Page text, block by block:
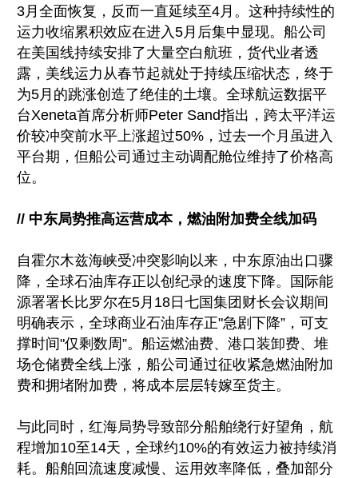
3月全面恢复，反而一直延续至4月。这种持续性的
运力收缩累积效应在进入5月后集中显现。船公司
在美国线持续安排了大量空白航班，货代业者透
露，美线运力从春节起就处于持续压缩状态，终于
为5月的跳涨创造了绝佳的土壤。全球航运数据平
台Xeneta首席分析师Peter Sand指出，跨太平洋运
价较冲突前水平上涨超过50%，过去一个月虽进入
平台期，但船公司通过主动调配舱位维持了价格高
位。
// 中东局势推高运营成本，燃油附加费全线加码
自霍尔木兹海峡受冲突影响以来，中东原油出口骤
降，全球石油库存正以创纪录的速度下降。国际能
源署署长比罗尔在5月18日七国集团财长会议期间
明确表示，全球商业石油库存正"急剧下降”，可支
撑时间"仅剩数周”。船运燃油费、港口装卸费、堆
场仓储费全线上涨，船公司通过征收紧急燃油附加
费和拥堵附加费，将成本层层转嫁至货主。
与此同时，红海局势导致部分船舶绕行好望角，航
程增加10至14天，全球约10%的有效运力被持续消
耗。船舶回流速度减慢、运用效率降低，叠加部分